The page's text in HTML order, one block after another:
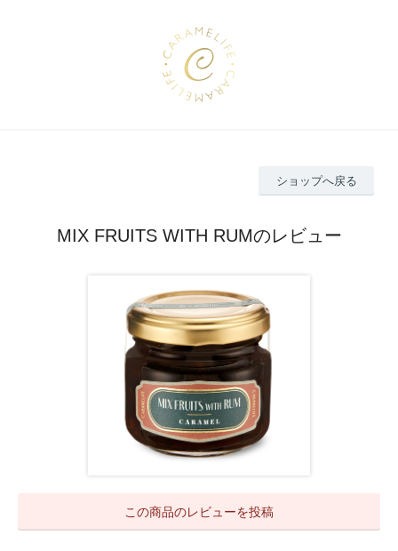
ショップへ戻る
MIX FRUITS WITH RUMのレビュー
この商品のレビューを投稿